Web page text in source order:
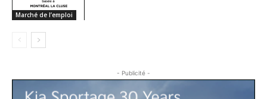
Marché de l’emploi
- Publicité -